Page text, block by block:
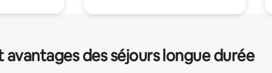
des séjours longue durée